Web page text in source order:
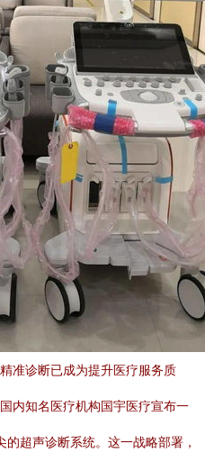
准诊断已成为提升医疗服务质
内知名医疗机构国宇医疗宣布一
超声诊断系统。这一战略部署，